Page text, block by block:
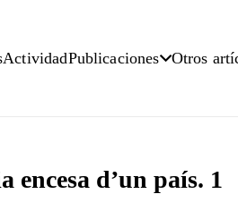
ActividadPublicaciones Otros
encesa d’un país. 1